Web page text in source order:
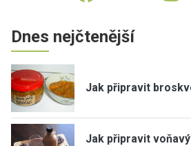
Dnes nejčtenější
Jak připravit
Jak připravit